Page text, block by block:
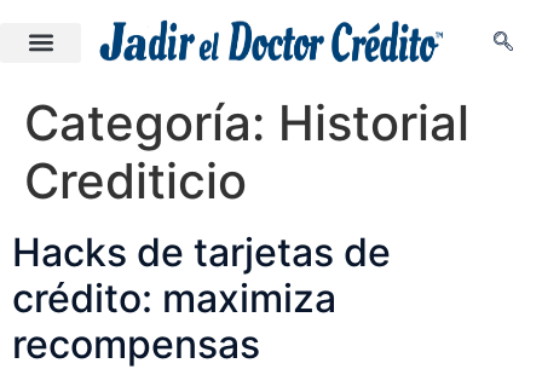
Categoría: Historial
Crediticio
Hacks de tarjetas de
crédito: maximiza
recompensas